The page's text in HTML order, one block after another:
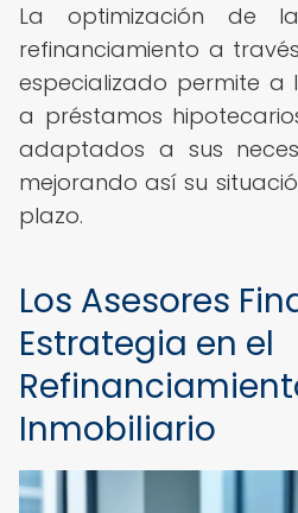
La optimización de
refinanciamiento a
especializado permite a
a préstamos
adaptados a sus
mejorando así su
plazo.
Los Asesores
Estrategia en el
Inmobiliario